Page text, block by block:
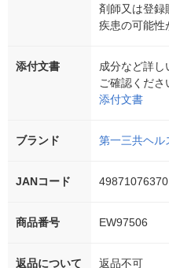
剤師又は登録
疾患の可能性
添付文書
成分など詳し
ご確認くださ
添付文書
ブランド 第一三共ヘル
JANコード
商品番号 EW97506
返品について
返品不可